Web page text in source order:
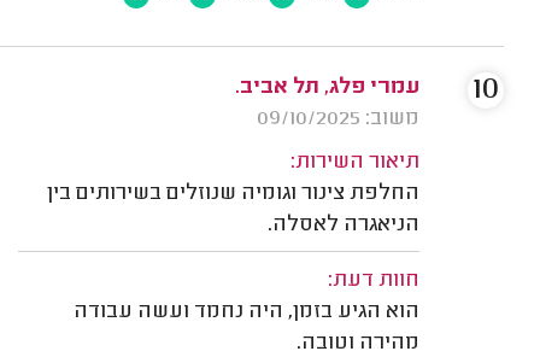
עמרי פלג, תל אביב.
משוב: 09/10/2025
תיאור השירות:
החלפת צינור וגומיה שנוזלים בשירותים בין
הניאגרה לאסלה.
חוות דעת:
הוא הגיע בזמן, היה נחמד ועשה עבודה
מהירה וטובה.
10